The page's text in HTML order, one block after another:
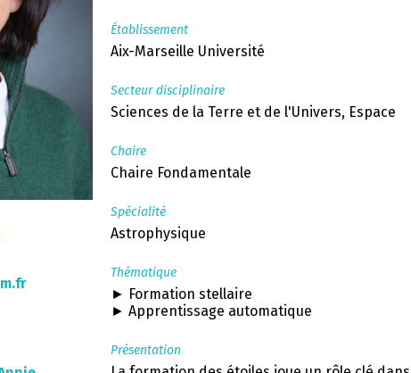
Établissement
Aix-Marseille Université
Secteur disciplinaire
Sciences de la Terre et de l'Univers, Espace
Chaire
Chaire Fondamentale
Spécialité
Astrophysique
Thématique
► Formation stellaire
► Apprentissage automatique
Présentation